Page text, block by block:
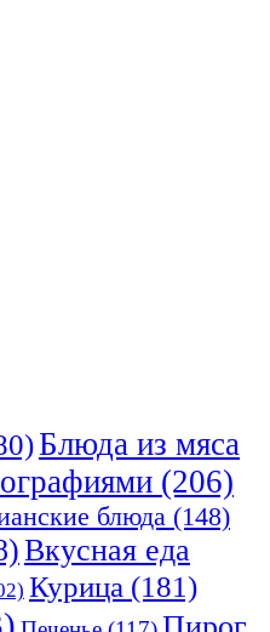
Блюда из мяса
(206)
блюда (148)
Вкусная еда
Курица (181)